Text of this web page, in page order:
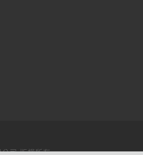
司 版權所有.